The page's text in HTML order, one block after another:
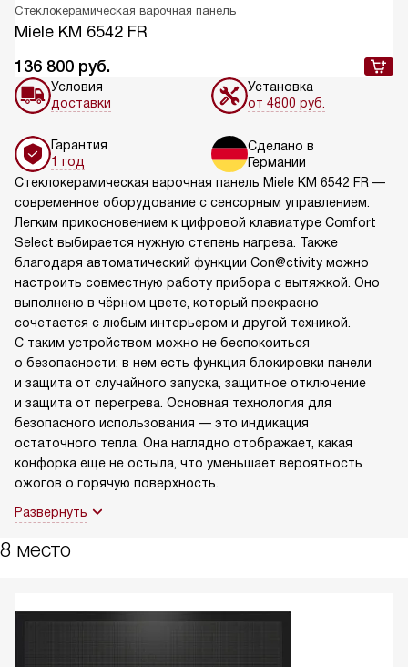
Стеклокерамическая варочная панель
Miele KM 6542 FR
136 800 руб.
Условия
доставки
Установка
от 4800 руб.
Гарантия
1 год
Сделано в
Германии
Стеклокерамическая варочная панель Miele KM 6542 FR —
современное оборудование с сенсорным управлением.
Легким прикосновением к цифровой клавиатуре Comfort
Select выбирается нужную степень нагрева. Также
благодаря автоматический функции Con@ctivity можно
настроить совместную работу прибора с вытяжкой. Оно
выполнено в чёрном цвете, который прекрасно
сочетается с любым интерьером и другой техникой.
С таким устройством можно не беспокоиться
о безопасности: в нем есть функция блокировки панели
и защита от случайного запуска, защитное отключение
и защита от перегрева. Основная технология для
безопасного использования — это индикация
остаточного тепла. Она наглядно отображает, какая
конфорка еще не остыла, что уменьшает вероятность
ожогов о горячую поверхность.
Развернуть
8 место